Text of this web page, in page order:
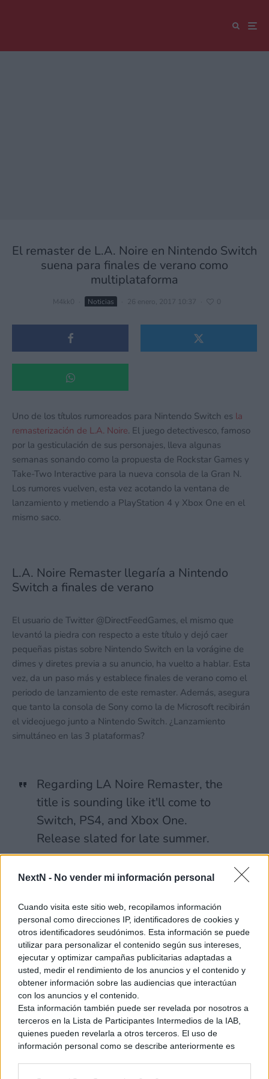
NextN - No vender mi información personal
Cuando visita este sitio web, recopilamos información
personal como direcciones IP, identificadores de cookies y
otros identificadores seudónimos. Esta información se puede
utilizar para personalizar el contenido según sus intereses,
ejecutar y optimizar campañas publicitarias adaptadas a
usted, medir el rendimiento de los anuncios y el contenido y
obtener información sobre las audiencias que interactúan
con los anuncios y el contenido.
Esta información también puede ser revelada por nosotros a
terceros en la Lista de Participantes Intermedios de la IAB,
quienes pueden revelarla a otros terceros. El uso de
información personal como se describe anteriormente es
El remaster de L.A. Noire en Nintendo Switch
suena para finales de verano como
multiplataforma
M4kk0 Noticias 26 enero, 2017 10:37 0
Uno de los títulos rumoreados para Nintendo Switch es la
remasterización de L.A. Noire. El juego detectivesco, famoso
por la gesticulación de sus personajes, lleva algunas
semanas sonando como la propuesta de Rockstar Games y
Take-Two Interactive para la nueva consola de la Gran N.
Los rumores vuelven, esta vez acotando la ventana de
lanzamiento y metiendo a PlayStation 4 y Xbox One en el
mismo saco.
L.A. Noire Remaster llegaría a Nintendo
Switch a finales de verano
El usuario de Twitter @DirectFeedGames, el mismo que
levantó la piedra con respecto a este título y dejó caer
pequeñas pistas sobre Nintendo Switch en la vorágine de
dimes y diretes previa a su anuncio, ha vuelto a hablar. Esta
vez, da un paso más y establece finales de verano como el
periodo de lanzamiento de este remaster. Además, asegura
que tanto la consola de Sony como la de Microsoft recibirán
el videojuego junto a Nintendo Switch. ¿Lanzamiento
simultáneo en las 3 plataformas?
Regarding LA Noire Remaster, the
title is sounding like it'll come to
Switch, PS4, and Xbox One.
Release slated for late summer.
January 25,
2017
«Sobre el remaster de L.A. Noire,
parece que llegará a Switch, PS4 y
Xbox One. Lanzamiento planeado
para finales de verano.»
Ver también
Two Brothers será lanzado en